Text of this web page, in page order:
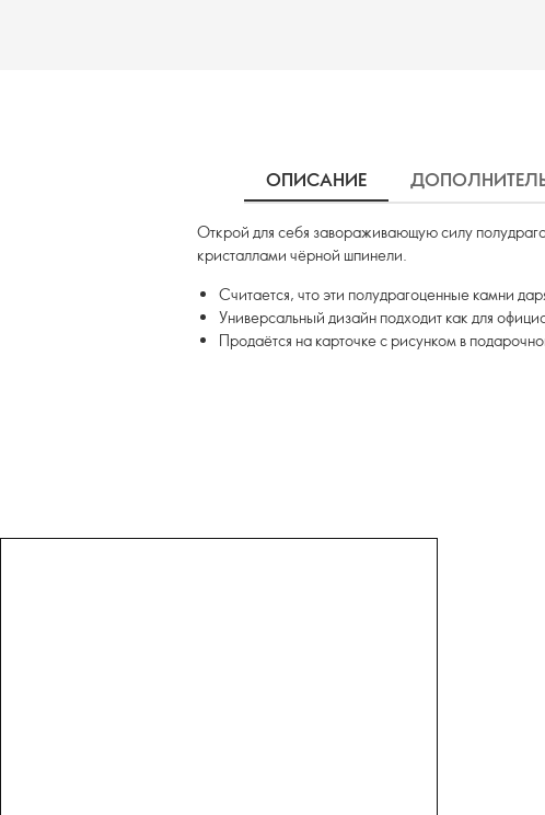
ОПИСАНИЕ
Открой для себя завораживающую силу
кристаллами чёрной шпинели.
Считается, что эти полудрагоценные камни
Универсальный дизайн подходит как для
Продаётся на карточке с рисунком в